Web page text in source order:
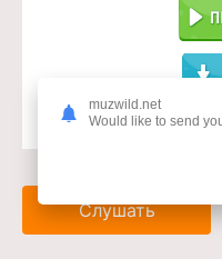
Слушать
muzwild.net
Would like to send